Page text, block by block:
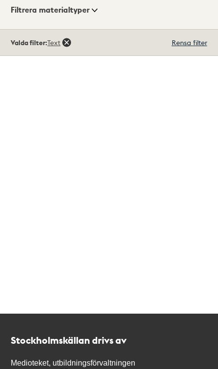
Visningsläge
Filtrera materialtyper
träffar
Valda filter:Text Rensa filter
Stockholmskällan drivs av
Medioteket, utbildningsförvaltningen